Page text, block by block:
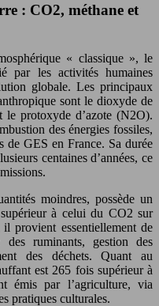
: CO2, méthane et
« classique », le
par les activités humaines
globale. Les principaux
sont le dioxyde de
protoxyde d’azote (N2O).
des énergies fossiles,
de GES en France. Sa durée
centaines d’années, ce
moindres, possède un
à celui du CO2 sur
provient essentiellement de
des ruminants, gestion des
des déchets. Quant au
est 265 fois supérieur à
émis par l’agriculture, via
pratiques culturales.